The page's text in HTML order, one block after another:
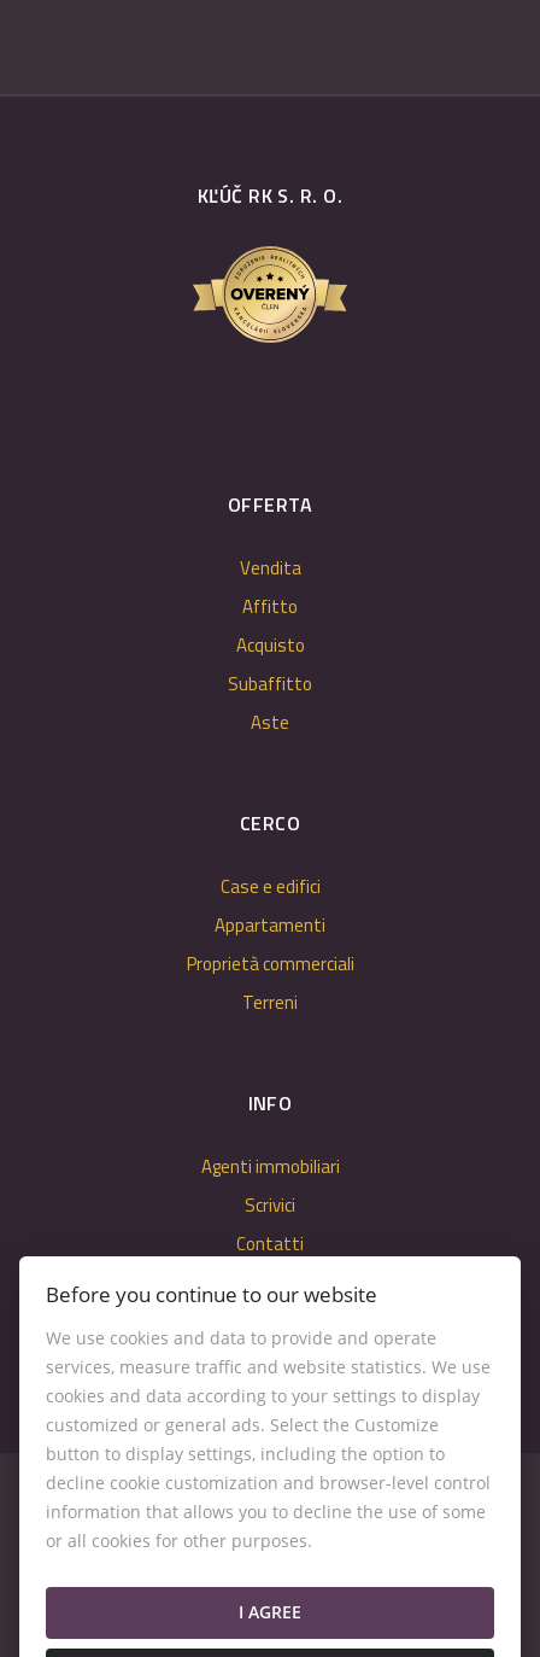
KĽÚČ RK S. R. O.
OFFERTA
Vendita
Affitto
Acquisto
Subaffitto
Aste
CERCO
Case e edifici
Appartamenti
Proprietà commerciali
Terreni
INFO
Agenti immobiliari
Scrivici
Contatti
Impostazioni dei cookie
Záhumenice 6, Pezinok 902 01, Tel.: , E-mail: kluc@kluc.sk
Torna alla versione per computer
Before you continue to our website
We use cookies and data to provide and operate
services, measure traffic and website statistics. We use
cookies and data according to your settings to display
customized or general ads. Select the Customize
button to display settings, including the option to
decline cookie customization and browser-level control
information that allows you to decline the use of some
or all cookies for other purposes.
I AGREE